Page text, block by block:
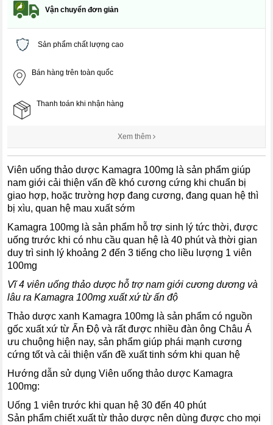
Vận chuyển đơn giản
Sản phẩm chất lượng cao
Bán hàng trên toàn quốc
Thanh toán khi nhận hàng
Xem thêm
Viên uống thảo dược Kamagra 100mg là sản phẩm giúp
nam giới cải thiện vấn đề khó cương cứng khi chuẩn bị
giao hợp, hoặc trường hợp đang cương, đang quan hệ thì
bị xìu, quan hệ mau xuất sớm
Kamagra 100mg là sản phẩm hỗ trợ sinh lý tức thời, được
uống trước khi có nhu cầu quan hệ là 40 phút và thời gian
duy trì sinh lý khoảng 2 đến 3 tiếng cho liều lượng 1 viên
100mg
Vĩ 4 viên uống thảo dược hỗ trợ nam giới cương dương và
lâu ra Kamagra 100mg xuất xứ từ ấn độ
Thảo dược xanh Kamagra 100mg là sản phẩm có nguồn
gốc xuất xứ từ Ấn Độ và rất được nhiều đàn ông Châu Á
ưu chuộng hiện nay, sản phẩm giúp phái mạnh cương
cứng tốt và cải thiện vấn đề xuất tinh sớm khi quan hệ
Hướng dẫn sử dụng Viên uống thảo dược Kamagra
100mg:
Uống 1 viên trước khi quan hệ 30 đến 40 phút
Sản phẩm chiết xuất từ thảo dược nên dùng được cho mọi